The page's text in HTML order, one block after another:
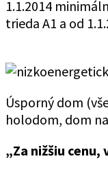
1.1.2014
trieda A1 a od
Úsporný dom
holodom, dom
„Za nižšiu